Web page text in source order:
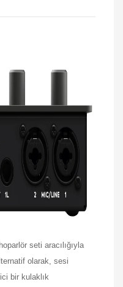
seti aracılığıyla
olarak, sesi
bir kulaklık